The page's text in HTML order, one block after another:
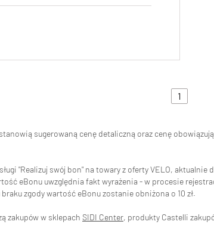
1
sugerowaną cenę detaliczną oraz cenę
"Realizuj swój bon" na towary z oferty VELO, aktualnie
eBonu uwzględnia fakt wyrażenia - w procesie
zgody wartość eBonu zostanie obniżona o 10 zł.
zakupów w sklepach SIDI Center, produkty Castelli